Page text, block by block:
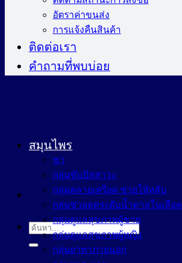
อัตราค่าขนส่ง
การแจ้งคืนสินค้า
ติดต่อเรา
คำถามที่พบบ่อย
ค้นหา:
สมุนไพร
ชา
กลุ่มขับปัสสาวะ
กลุ่มคลายเครียด ช่วยให้หลับ
กลุ่มช่วยลดระดับน้ำตาลในเลือด
กลุ่มดูแลสุขภาพผู้ชาย
กลุ่มดูแลสุขภาพผู้หญิง
กลุ่มยาทาภายนอก